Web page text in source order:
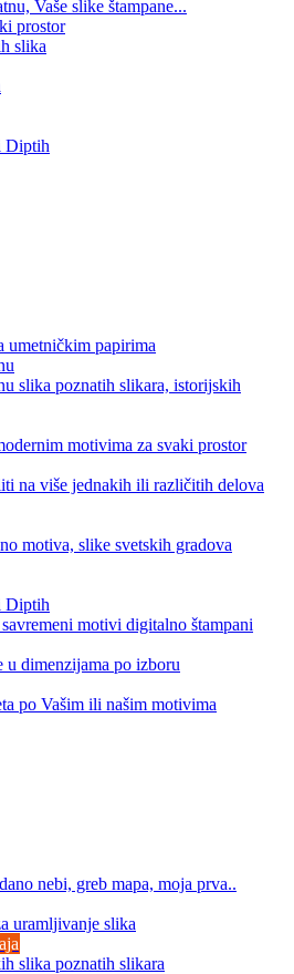
Vaše slike štampane...
prostor
slika
Diptih
umetničkim papirima
slika poznatih slikara, istorijskih
motivima za svaki prostor
na više jednakih ili različitih delova
motiva, slike svetskih gradova
Diptih
motivi digitalno štampani
u dimenzijama po izboru
po Vašim ili našim motivima
nebi, greb mapa, moja prva..
uramljivanje slika
slika poznatih slikara